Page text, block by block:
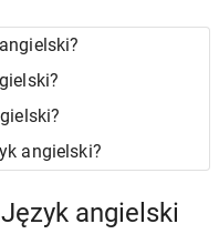
angielski?
angielski